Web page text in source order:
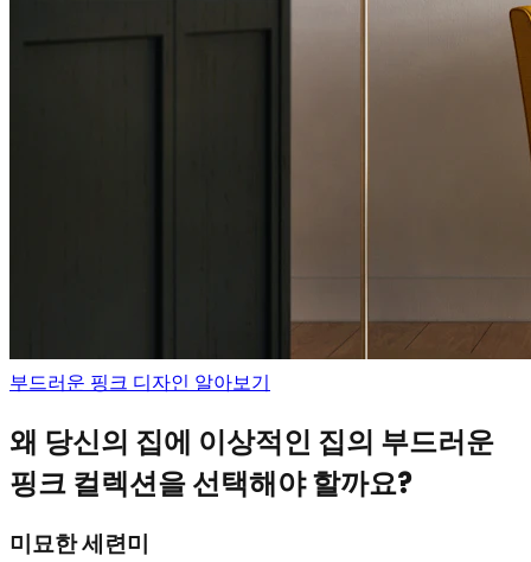
부드러운 핑크 디자인 알아보기
왜 당신의 집에 이상적인 집의 부드러운
핑크 컬렉션을 선택해야 할까요?
미묘한 세련미